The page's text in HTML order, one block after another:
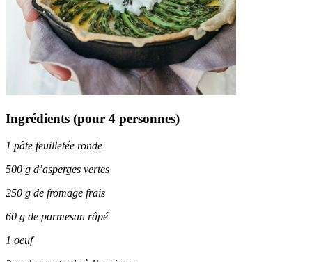
Ingrédients (pour 4 personnes)
1 pâte feuilletée ronde
500 g d’asperges vertes
250 g de fromage frais
60 g de parmesan râpé
1 oeuf